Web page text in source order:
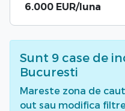
6.000 EUR/luna
Sunt 9 case de
Bucuresti
Mareste zona de
out sau modifica